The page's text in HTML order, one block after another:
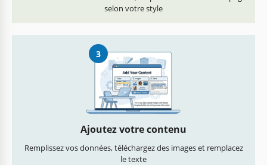
selon votre style
3
Ajoutez votre contenu
Remplissez vos données, téléchargez des images et remplacez
le texte